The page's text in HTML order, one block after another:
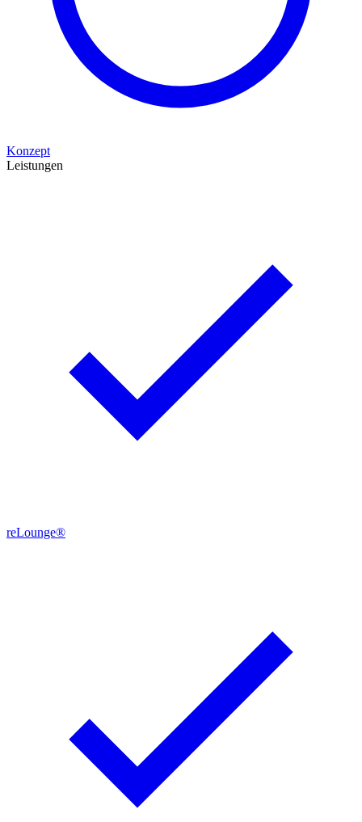
Konzept
Leistungen
reLounge®